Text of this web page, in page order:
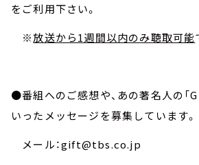
をご利用下さい。
※放送から1週間以内のみ聴取可能
●番組へのご感想や、あの著名人の「
いったメッセージを募集しています。
メール：gift@tbs.co.jp